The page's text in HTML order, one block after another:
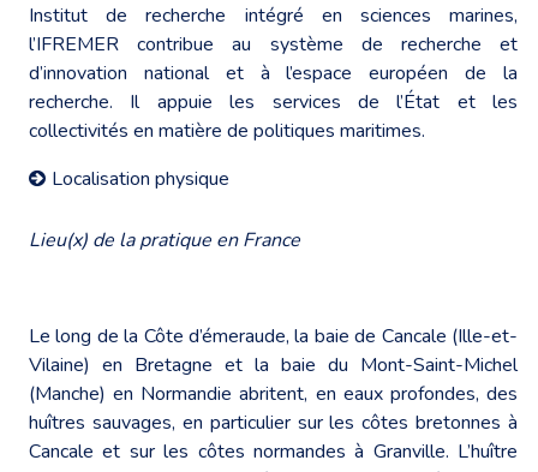
Institut de recherche intégré en sciences marines,
l’IFREMER contribue au système de recherche et
d’innovation national et à l’espace européen de la
recherche. Il appuie les services de l’État et les
collectivités en matière de politiques maritimes.
Localisation physique
Lieu(x) de la pratique en France
Le long de la Côte d’émeraude, la baie de Cancale (Ille-et-
Vilaine) en Bretagne et la baie du Mont-Saint-Michel
(Manche) en Normandie abritent, en eaux profondes, des
huîtres sauvages, en particulier sur les côtes bretonnes à
Cancale et sur les côtes normandes à Granville. L’huître